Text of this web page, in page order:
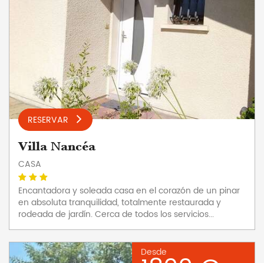
RESERVAR
Villa Nancéa
CASA
Encantadora y soleada casa en el corazón de un pinar
en absoluta tranquilidad, totalmente restaurada y
rodeada de jardín. Cerca de todos los servicios...
Desde